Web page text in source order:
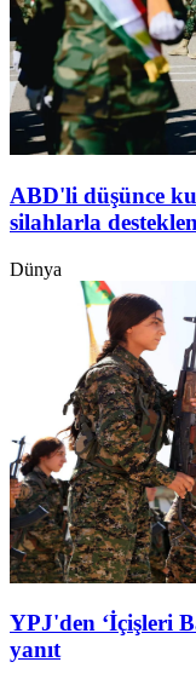
ABD'li düşünce
silahlarla
Dünya
YPJ'den ‘İçişleri
yanıt